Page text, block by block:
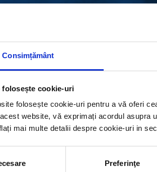
Consimțământ
folosește cookie-uri
folosește cookie-uri pentru a vă oferi
website, vă exprimați acordul asupra
mai multe detalii despre cookie-uri in
Preferinţe
– 21.03.2026
– Hotel Double Tree by Hilton – 18.04.2026
– 12.06.2026
– 11.07.2026
– POIANA BRAȘOV – 24-28.06.2026
2026